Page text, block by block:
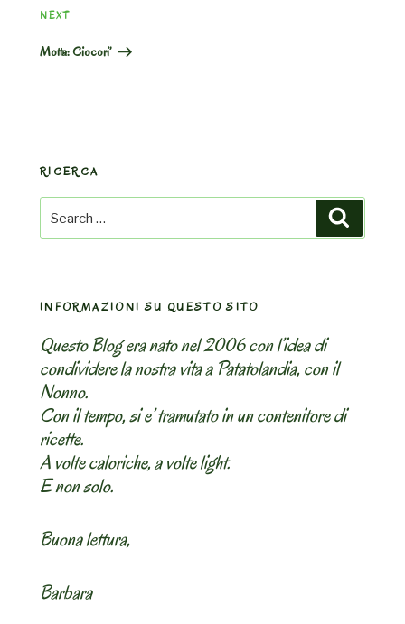
Next
NEXT
Motta: Ciocori’
RICERCA
Search
for:
INFORMAZIONI SU QUESTO SITO
Questo Blog era nato nel 2006 con l’idea di
condividere la nostra vita a Patatolandia, con il
Nonno.
Con il tempo, si e’ tramutato in un contenitore di
ricette.
A volte caloriche, a volte light.
E non solo.
Buona lettura,
Barbara